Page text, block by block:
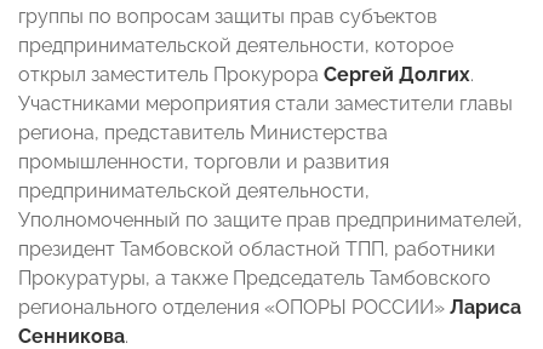
группы по вопросам защиты прав субъектов
предпринимательской деятельности, которое
открыл заместитель Прокурора Сергей Долгих.
Участниками мероприятия стали заместители главы
региона, представитель Министерства
промышленности, торговли и развития
предпринимательской деятельности,
Уполномоченный по защите прав предпринимателей,
президент Тамбовской областной ТПП, работники
Прокуратуры, а также Председатель Тамбовского
регионального отделения «ОПОРЫ РОССИИ» Лариса
Сенникова.